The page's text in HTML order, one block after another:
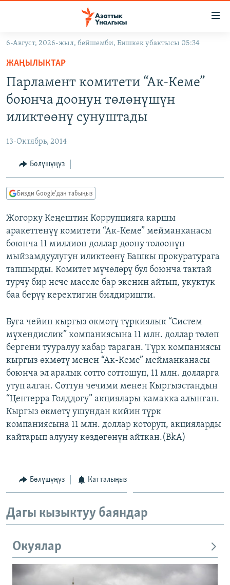
Навигацияга
өтүңүз
Издөөгө
салыңызКЫРГЫЗСТАН
МАДАНИЯТ
ДҮЙНӨ
ТВ ПРОГРАММАЛАР
БҮГҮН АЗАТТЫКТА
ДАНИСТЕ
ЭЖЕ-СИҢДИЛЕР
АЗАТТЫК+
ЫҢГАЙСЫЗ СУРООЛОР
ПОДКАСТ
ОНЛАЙН ШЕРИНЕ
6-Август, 2026-жыл, бейшемби, Бишкек убактысы 05:34
ЖАҢЫЛЫКТАР
Парламент комитети “Ак-Кеме”
боюнча доонун төлөнүшүн
иликтөөнү сунуштады
13-Октябрь, 2014
Бөлүшүңүз
Бизди Google'дан табыңыз
Жогорку Кеңештин Коррупцияга каршы
аракеттенүү комитети “Ак-Кеме” мейманканасы
боюнча 11 миллион доллар доону төлөөнүн
мыйзамдуулугун иликтөөнү Башкы прокуратурага
тапшырды. Комитет мүчөлөрү бул боюнча тактай
турчу бир нече маселе бар экенин айтып, укуктук
баа берүү керектигин билдиришти.
Буга чейин кыргыз өкмөтү түркиялык “Систем
мүхендислик” компаниясына 11 млн. доллар төлөп
бергени тууралуу кабар тараган. Түрк компаниясы
кыргыз өкмөтү менен “Ак-Кеме” мейманканасы
боюнча эл аралык сотто соттошуп, 11 млн. долларга
утуп алган. Соттун чечими менен Кыргызстандын
“Центерра Голддогу” акциялары камакка алынган.
Кыргыз өкмөтү ушундан кийин түрк
компаниясына 11 млн. доллар которуп, акцияларды
кайтарып алууну көздөгөнүн айткан.(BkA)
Бөлүшүңүз Катталыңыз
Дагы кызыктуу баяндар
Окуялар